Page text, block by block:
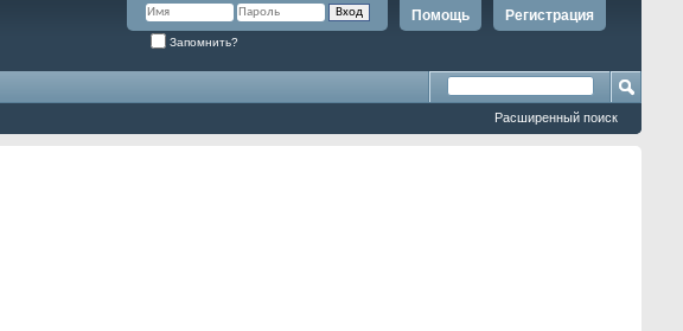
Регистрация
Помощь
Запомнить?
Расширенный поиск